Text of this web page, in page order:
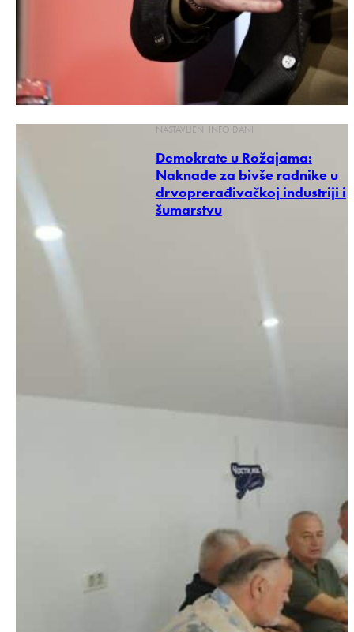
NASTAVLJENI INFO DANI
Demokrate u Rožajama:
Naknade za bivše radnike u
drvoprerađivačkoj industriji i
šumarstvu